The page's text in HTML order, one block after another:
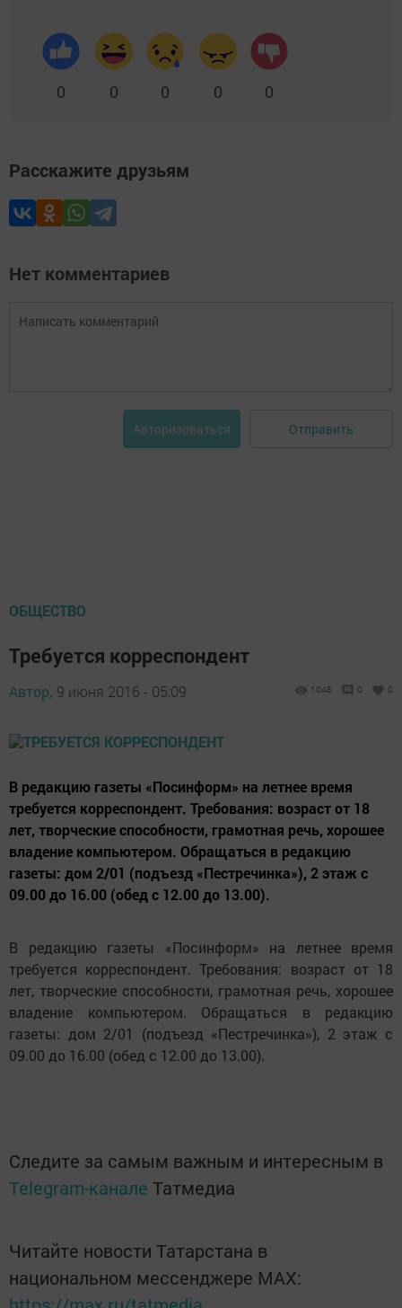
0 0 0 0 0
Расскажите друзьям
Нет комментариев
Авторизоваться Отправить
ОБЩЕСТВО
Требуется корреспондент
Автор, 9 июня 2016 - 05:09 1048 0 0
В редакцию газеты «Посинформ» на летнее время
требуется корреспондент. Требования: возраст от 18
лет, творческие способности, грамотная речь, хорошее
владение компьютером. Обращаться в редакцию
газеты: дом 2/01 (подъезд «Пестречинка»), 2 этаж с
09.00 до 16.00 (обед с 12.00 до 13.00).
В редакцию газеты «Посинформ» на летнее время
требуется корреспондент. Требования: возраст от 18
лет, творческие способности, грамотная речь, хорошее
владение компьютером. Обращаться в редакцию
газеты: дом 2/01 (подъезд «Пестречинка»), 2 этаж с
09.00 до 16.00 (обед с 12.00 до 13.00).
Следите за самым важным и интересным в
Telegram-канале Татмедиа
Читайте новости Татарстана в
национальном мессенджере MАХ: